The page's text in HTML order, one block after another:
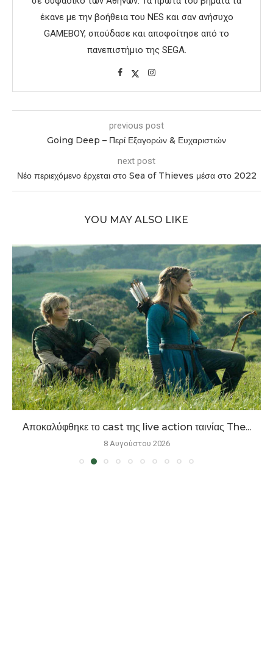
έκανε με την βοήθεια του NES και σαν ανήσυχο
GAMEBOY, σπούδασε και αποφοίτησε από το
πανεπιστήμιο της SEGA.
previous post
Going Deep – Περί Εξαγορών & Ευχαριστιών
next post
Νέο περιεχόμενο έρχεται στο Sea of Thieves μέσα στο 2022
YOU MAY ALSO LIKE
Αποκαλύφθηκε το cast της live action ταινίας The...
8 Αυγούστου 2026